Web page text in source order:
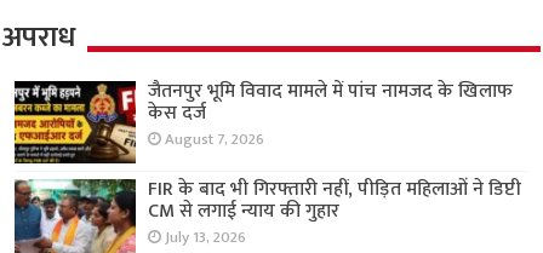
अपराध
जैतनपुर भूमि विवाद मामले में पांच नामजद के खिलाफ
केस दर्ज
August 7, 2026
FIR के बाद भी गिरफ्तारी नहीं, पीड़ित महिलाओं ने डिप्टी
CM से लगाई न्याय की गुहार
July 13, 2026